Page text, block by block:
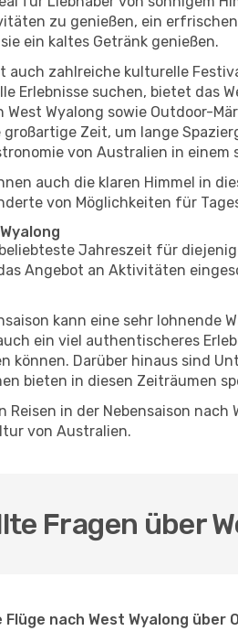
zu genießen, ein
ein kaltes Getränk genießen.
auch zahlreiche kulturelle
Erlebnisse suchen, bietet das
Wyalong sowie Outdoor-
Zeit, um lange
von Australien in
auch die klaren Himmel in
von Möglichkeiten für
Jahreszeit für
Angebot an Aktivitäten
kann eine sehr
ein viel authentischeres
können. Darüber hinaus sind
bieten in diesen Zeiträumen
Reisen in der Nebensaison
von Australien.
Fragen über
nach West Wyalong über